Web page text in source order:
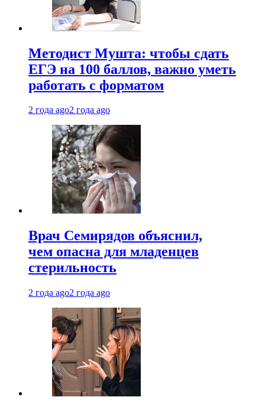
Методист Мушта: чтобы сдать
ЕГЭ на 100 баллов, важно уметь
работать с форматом
2 года ago2 года ago
Врач Семирядов объяснил,
чем опасна для младенцев
стерильность
2 года ago2 года ago